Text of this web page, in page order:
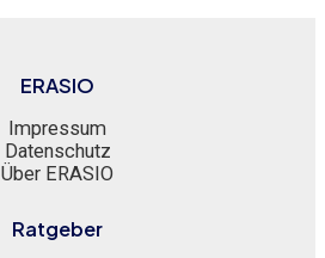
ERASIO
Impressum
Datenschutz
Über ERASIO
Ratgeber